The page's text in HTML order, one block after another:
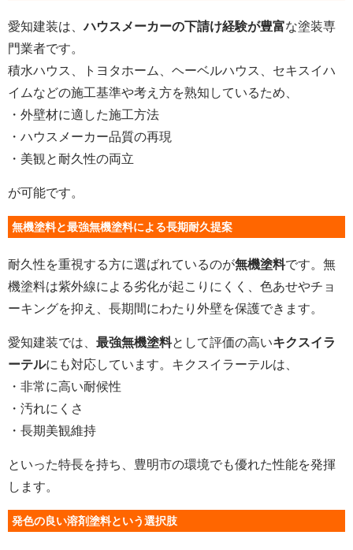
愛知建装は、ハウスメーカーの下請け経験が豊富な塗装専
門業者です。
積水ハウス、トヨタホーム、ヘーベルハウス、セキスイハ
イムなどの施工基準や考え方を熟知しているため、
・外壁材に適した施工方法
・ハウスメーカー品質の再現
・美観と耐久性の両立
が可能です。
無機塗料と最強無機塗料による長期耐久提案
耐久性を重視する方に選ばれているのが無機塗料です。無
機塗料は紫外線による劣化が起こりにくく、色あせやチョ
ーキングを抑え、長期間にわたり外壁を保護できます。
愛知建装では、 最強無機塗料として評価の高いキクスイラ
ーテルにも対応しています。キクスイラーテルは、
・非常に高い耐候性
・汚れにくさ
・長期美観維持
といった特長を持ち、豊明市の環境でも優れた性能を発揮
します。
発色の良い溶剤塗料という選択肢